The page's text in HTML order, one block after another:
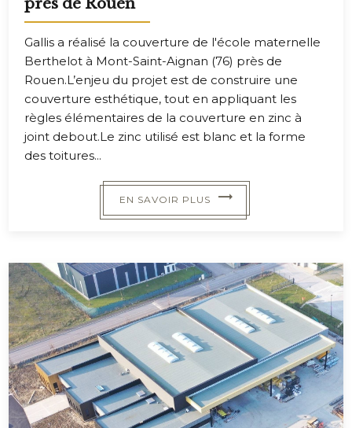
près de Rouen
Gallis a réalisé la couverture de l'école maternelle
Berthelot à Mont-Saint-Aignan (76) près de
Rouen.L’enjeu du projet est de construire une
couverture esthétique, tout en appliquant les
règles élémentaires de la couverture en zinc à
joint debout.Le zinc utilisé est blanc et la forme
des toitures...
EN SAVOIR PLUS